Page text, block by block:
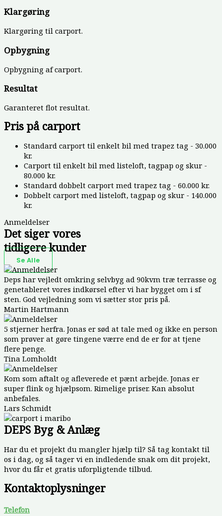
Klargøring
Klargøring til carport.
Opbygning
Opbygning af carport.
Resultat
Garanteret flot resultat.
Pris på carport
Standard carport til enkelt bil med trapez tag - 30.000
kr.
Carport til enkelt bil med listeloft, tagpap og skur -
80.000 kr.
Standard dobbelt carport med trapez tag - 60.000 kr.
Dobbelt carport med listeloft, tagpap og skur - 140.000
kr.
Anmeldelser
Det siger vores
tidligere kunder
Se Alle
Deps har vejledt omkring selvbyg ad 90kvm træ terrasse og
genetableret vores indkørsel efter vi har bygget om i sf
sten. God vejledning som vi sætter stor pris på.
Martin Hartmann
5 stjerner herfra. Jonas er sød at tale med og ikke en person
som prøver at gøre tingene værre end de er for at tjene
flere penge.
Tina Lomholdt
Kom som aftalt og afleverede et pænt arbejde. Jonas er
super flink og hjælpsom. Rimelige priser. Kan absolut
anbefales.
Lars Schmidt
DEPS Byg & Anlæg
Har du et projekt du mangler hjælp til? Så tag kontakt til
os i dag, og så tager vi en indledende snak om dit projekt,
hvor du får et gratis uforpligtende tilbud.
Kontaktoplysninger
Telefon